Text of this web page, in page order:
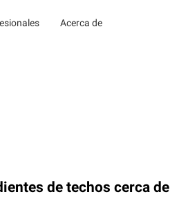
Acerca de
de techos cerca de